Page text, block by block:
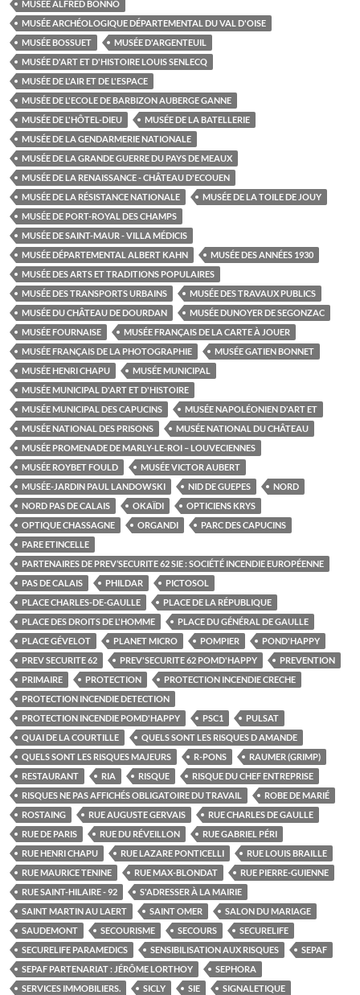
MUSÉE ALFRED BONNO
MUSÉE ARCHÉOLOGIQUE DÉPARTEMENTAL DU VAL D'OISE
MUSÉE BOSSUET
MUSÉE D'ARGENTEUIL
MUSÉE D'ART ET D'HISTOIRE LOUIS SENLECQ
MUSÉE DE L'AIR ET DE L'ESPACE
MUSÉE DE L'ECOLE DE BARBIZON AUBERGE GANNE
MUSÉE DE L'HÔTEL-DIEU
MUSÉE DE LA BATELLERIE
MUSÉE DE LA GENDARMERIE NATIONALE
MUSÉE DE LA GRANDE GUERRE DU PAYS DE MEAUX
MUSÉE DE LA RENAISSANCE - CHÂTEAU D'ECOUEN
MUSÉE DE LA RÉSISTANCE NATIONALE
MUSÉE DE LA TOILE DE JOUY
MUSÉE DE PORT-ROYAL DES CHAMPS
MUSÉE DE SAINT-MAUR - VILLA MÉDICIS
MUSÉE DÉPARTEMENTAL ALBERT KAHN
MUSÉE DES ANNÉES 1930
MUSÉE DES ARTS ET TRADITIONS POPULAIRES
MUSÉE DES TRANSPORTS URBAINS
MUSÉE DES TRAVAUX PUBLICS
MUSÉE DU CHÂTEAU DE DOURDAN
MUSÉE DUNOYER DE SEGONZAC
MUSÉE FOURNAISE
MUSÉE FRANÇAIS DE LA CARTE À JOUER
MUSÉE FRANÇAIS DE LA PHOTOGRAPHIE
MUSÉE GATIEN BONNET
MUSÉE HENRI CHAPU
MUSÉE MUNICIPAL
MUSÉE MUNICIPAL D'ART ET D'HISTOIRE
MUSÉE MUNICIPAL DES CAPUCINS
MUSÉE NAPOLÉONIEN D'ART ET
MUSÉE NATIONAL DES PRISONS
MUSÉE NATIONAL DU CHÂTEAU
MUSÉE PROMENADE DE MARLY-LE-ROI – LOUVECIENNES
MUSÉE ROYBET FOULD
MUSÉE VICTOR AUBERT
MUSÉE-JARDIN PAUL LANDOWSKI
NID DE GUEPES
NORD
NORD PAS DE CALAIS
OKAÏDI
OPTICIENS KRYS
OPTIQUE CHASSAGNE
ORGANDI
PARC DES CAPUCINS
PARE ETINCELLE
PARTENAIRES DE PREV’SECURITE 62 SIE : SOCIÉTÉ INCENDIE EUROPÉENNE
PAS DE CALAIS
PHILDAR
PICTOSOL
PLACE CHARLES-DE-GAULLE
PLACE DE LA RÉPUBLIQUE
PLACE DES DROITS DE L'HOMME
PLACE DU GÉNÉRAL DE GAULLE
PLACE GÉVELOT
PLANET MICRO POMPIER
POND'HAPPY
PREV SECURITE 62
PREV'SECURITE 62 POMD'HAPPY
PREVENTION
PRIMAIRE
PROTECTION
PROTECTION INCENDIE CRECHE
PROTECTION INCENDIE DETECTION
PROTECTION INCENDIE POMD'HAPPY
PSC1
PULSAT
QUAI DE LA COURTILLE
QUELS SONT LES RISQUES D AMANDE
QUELS SONT LES RISQUES MAJEURS
R-PONS
RAUMER (GRIMP)
RESTAURANT
RIA RISQUE
RISQUE DU CHEF ENTREPRISE
RISQUES NE PAS AFFICHÉS OBLIGATOIRE DU TRAVAIL
ROBE DE MARIÉ
ROSTAING
RUE AUGUSTE GERVAIS
RUE CHARLES DE GAULLE
RUE DE PARIS
RUE DU RÉVEILLON
RUE GABRIEL PÉRI
RUE HENRI CHAPU
RUE LAZARE PONTICELLI
RUE LOUIS BRAILLE
RUE MAURICE TENINE
RUE MAX-BLONDAT
RUE PIERRE-GUIENNE
RUE SAINT-HILAIRE - 92
S'ADRESSER À LA MAIRIE
SAINT MARTIN AU LAERT
SAINT OMER
SALON DU MARIAGE
SAUDEMONT
SECOURISME SECOURS
SECURELIFE
SECURELIFE PARAMEDICS
SENSIBILISATION AUX RISQUES
SEPAF
SEPAF PARTENARIAT : JÉRÔME LORTHOY
SEPHORA
SERVICES IMMOBILIERS.
SICLY SIE
SIGNALETIQUE